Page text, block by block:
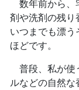
数年前から、
剤や洗剤の残り
いつまでも漂う
ほどです。
普段、私が使
ルなどの自然